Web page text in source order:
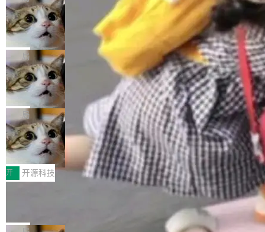
工具选型手册》发布，Testin云测的Testin XAge
nt智能测试系统入选AI测试领域代表产品。对CI
O而言，这提示了一个转变：AI测试正在从效率
工具升级为企业的质量基础设施。 CIO面对的新
现实 过去两年，CIO们的焦虑清单上多了两项：
一是如何让大模型和智能体应用安全地从PoC走
向生产，二是如何让测试团队跟得上AI应用...
鲜——代数数据类型（ADT），尤其是和类型
（sum type）。但他说清楚了一件事：这不是类
型系统的学术体操，是日常编码的思维方式。 文
章从一个简单的例子切入。一个网站的深色主题
设置，如果用布尔值 + 可空字段来表示——bool
ean 表示是否可切换，nullable 的默认模式、浅
色方案、深色方案——会产生大量无意义的组
合。方案缺了、配置冲突了、全 null 了。要知道
哪些组合有效，作者说，你得靠"文档、校验、或
者部落知识"。 换个写法。Rust 的 enum，两个
变体：Switchable...
Cloudflare 开源内部企业 AI 平台 Clou
dflare OS
Cloudflare 发布了一个开源项目 Cloudflare O
S。如果你只看官方博客，你会觉得这是又一
个"AI 知识库 + 聊天机器人"——每个大厂都在
做，没什么新鲜的。 但 Kenton Varda 在 Twitte
r 上把事情说清楚了： 今天我们发布了 Cloudfla
re OS，一个带连接器的聊天机器人，跟其他所
有科技公司做的一样。只不过，实际上它不一
样。这是 Sandstorm.io 的重制版，我十年前的
那个创业公司。不同的是，这次它构建在 Cloudf
lare Workers 上——我花了九年时间搭建的平台
——并且深度集成了 AI。这基本上是我十年秘密
局
Deno 团队开源 Celld，可自托管的分
布式 Durable Objects
Ryan Dahl 领导的 Deno 团队推出了最新开源项
目 Celld，一个能在自己机器上运行 Cloudflare
Workers 和 Durable Objects 的守护进程。 设
计思路很直接：每个对象是一个独立的 SQLite
数据库，按名称寻址，复制到你自己的 S3 兼容
存储库里。节点之间只通过这个存储库协调——
没有控制平面，没有共识协议。每个对象自带一
个小型数据库，应用天然按分片构建，单个数据
库的竞争和爆炸半径问题在设计层面就被消除
了。 闲置的 cell 会休眠到几乎不占资源。当 cel
局
鲁大师7月新机性能/流畅/AI榜：vivo夺
性能、流畅双第一，三星Galaxy Z系列
新折叠缺席
2026年7月的手机市场，由于存储等硬件成本暴
增，手机厂商的日子也不好过啊，新机速度明显
放缓，因此硝烟味淡了许多。新机参数规格除开
Fold8 / Z Flip8）外，其余要么是中低端机器，
例如iQOO Z11i、REDMI Note 17、REDMI No
开 开源科技
Zed 编辑器团队发布了新项目——DeltaDB，一
个在 git commit 之间记录每一次编辑操作的版